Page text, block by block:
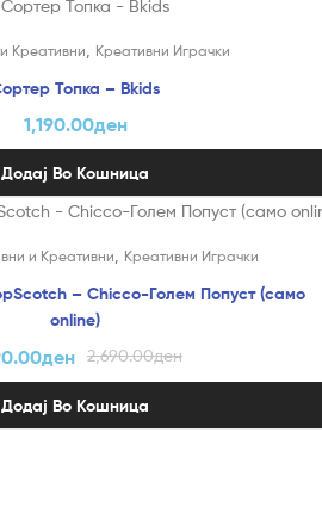
Креативни Креативни Играчки
Топка – Bkids
1,190.00ден
Додај Во Кошница
и Креативни, Креативни Играчки
– Chicco-Голем Попуст (само
online)
2,690.00ден
ден
Додај Во Кошница